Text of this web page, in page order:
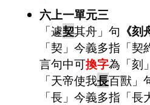
六上一單元三
「遽契其舟」句 《刻
「契」今義多指「
言句中可換字為「刻
「天帝使我長百獸」
「長」今義多指「